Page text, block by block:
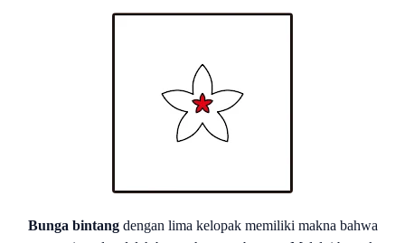
Bunga bintangdengan lima kelopak memiliki makna bahwa